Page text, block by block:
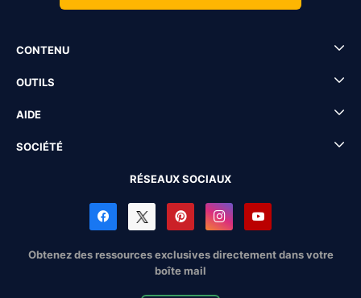
CONTENU
OUTILS
AIDE
SOCIÉTÉ
RÉSEAUX SOCIAUX
Obtenez des ressources exclusives directement dans votre
boîte mail